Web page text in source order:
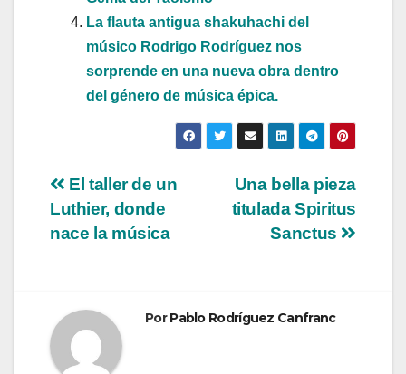
La flauta antigua shakuhachi del
músico Rodrigo Rodríguez nos
sorprende en una nueva obra dentro
del género de música épica.
Navegación
de
Una bella pieza
titulada Spiritus
Sanctus
El taller de un
Luthier, donde
nace la música
PorPablo Rodríguez Canfranc